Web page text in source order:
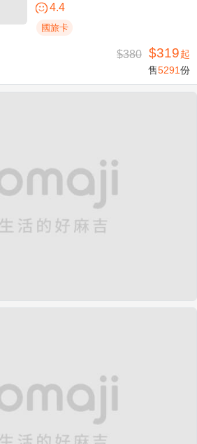
4.4
國旅卡
$380 $319起
售5291份